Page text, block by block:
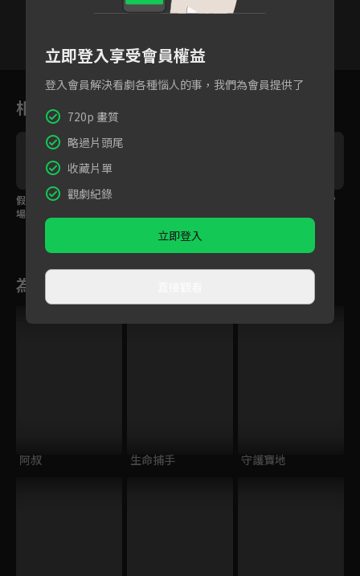
2 3 4 5
相關花絮
假交往和真喜歡尷尬現
場
想追媽媽先搞定女兒？
為您推薦
阿叔 生命捕手 守護寶地
立即登入享受會員權益
登入會員解決看劇各種惱人的事，我們為會員提供了
720p 畫質
略過片頭尾
收藏片單
觀劇紀錄
立即登入